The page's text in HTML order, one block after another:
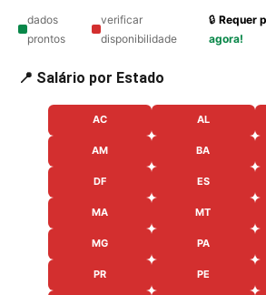
dados
prontos
verificar
disponibilidade
🔒Requer
agora!
📍 Salário por Estado
AC AL
AM BA
DF ES
MA MT
MG PA
PR PE